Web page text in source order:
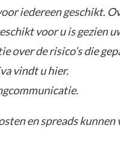
iedereen geschikt.
voor u is gezien
over de risico’s die
vindt u hier.
en spreads kunnen